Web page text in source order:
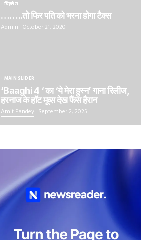
बिज़नेस
……..तो फिर पति को भरना होगा टैक्स
Admin October 21, 2020
MAIN SLIDER
‘Baaghi 4 ‘ का ‘ये मेरा हुस्न’ गाना रिलीज,
हरनाज के हॉट मूव्स देख फैंस हैरान
Amit Pandey September 2, 2025